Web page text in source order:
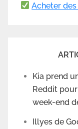
Acheter
Kia prend
Reddit
week-end
Illyes de